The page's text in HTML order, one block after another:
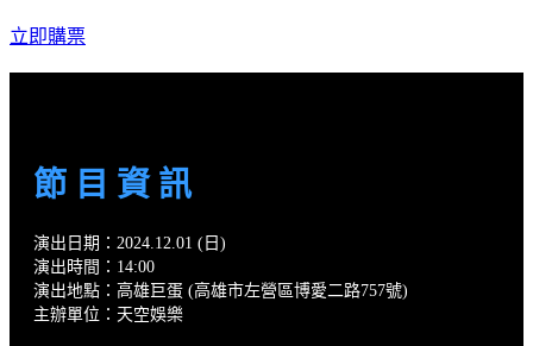
立即購票
節 目 資 訊
演出日期：2024.12.01 (日)
演出時間：14:00
演出地點：高雄巨蛋 (高雄市左營區博愛二路757號)
主辦單位：天空娛樂